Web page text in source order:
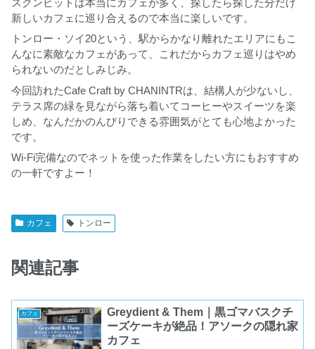
新しいカフェに巡り合えるので本当に楽しいです。
トンロー・ソイ20という、駅からかなり離れたエリアにもこ
んなに素敵なカフェがあって、これだからカフェ巡りはやめ
られないのだとしみじみ。
今回訪れたCafe Craft by CHANINTRは、結構人が少ないし、
テラス席の緑を見ながら落ち着いてコーヒーやスイーツを楽
しめ、なんだかのんびりできる雰囲気がとても心地よかった
です。
Wi-Fi完備なのでネットを使った作業をしたい方にもおすすめ
の一軒ですよー！
カフェ トンロー
関連記事
カフェ
Greydient & Them｜黒ゴマバスクチ
ーズケーキが絶品！アソークの隠れ家
カフェ